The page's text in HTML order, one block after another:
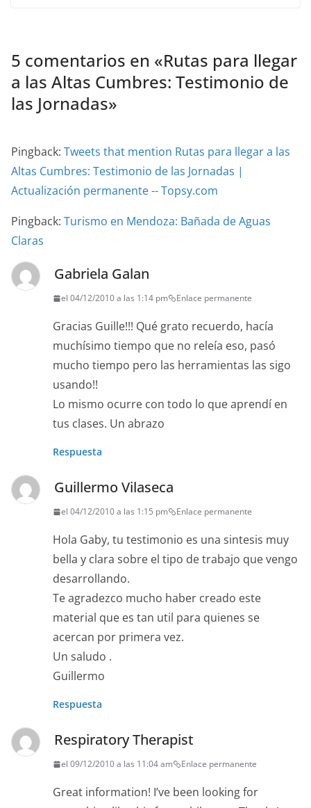
5 comentarios en «Rutas para llegar
a las Altas Cumbres: Testimonio de
las Jornadas»
Pingback: Tweets that mention Rutas para llegar a las
Altas Cumbres: Testimonio de las Jornadas |
Actualización permanente -- Topsy.com
Pingback: Turismo en Mendoza: Bañada de Aguas
Claras
Gabriela Galan
el 04/12/2010 a las 1:14 pm Enlace permanente
Gracias Guille!!! Qué grato recuerdo, hacía
muchísimo tiempo que no releía eso, pasó
mucho tiempo pero las herramientas las sigo
usando!!
Lo mismo ocurre con todo lo que aprendí en
tus clases. Un abrazo
Respuesta
Guillermo Vilaseca
el 04/12/2010 a las 1:15 pm Enlace permanente
Hola Gaby, tu testimonio es una sintesis muy
bella y clara sobre el tipo de trabajo que vengo
desarrollando.
Te agradezco mucho haber creado este
material que es tan util para quienes se
acercan por primera vez.
Un saludo .
Guillermo
Respuesta
Respiratory Therapist
el 09/12/2010 a las 11:04 am Enlace permanente
Great information! I’ve been looking for